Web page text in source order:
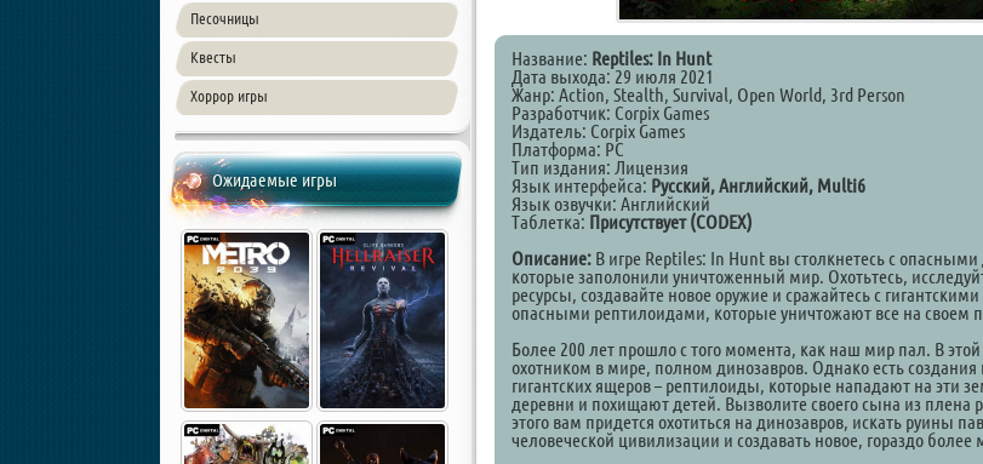
Песочницы
Квесты
Хоррор игры
Ожидаемые игры
Название: Reptiles: In Hunt
Дата выхода: 29 июля 2021
Жанр: Action, Stealth, Survival, Open World, 3rd Person
Разработчик: Corpix Games
Издатель: Corpix Games
Платформа: PC
Тип издания: Лицензия
Язык интерфейса: Русский, Английский, Multi6
Язык озвучки: Английский
Таблетка: Присутствует (CODEX)
Описание: В игре Reptiles: In Hunt вы столкнетесь с
которые заполонили уничтоженный мир. Охотьтесь,
ресурсы, создавайте новое оружие и сражайтесь с
опасными рептилоидами, которые уничтожают все на своем
Более 200 лет прошло с того момента, как наш мир пал. В этой
охотником в мире, полном динозавров. Однако есть создания
гигантских ящеров – рептилоиды, которые нападают на эти
деревни и похищают детей. Вызволите своего сына из плена
этого вам придется охотиться на динозавров, искать руины
человеческой цивилизации и создавать новое, гораздо